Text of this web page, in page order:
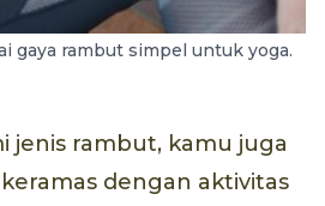
gaya rambut simpel untuk yoga.
jenis rambut, kamu juga
dengan aktivitas